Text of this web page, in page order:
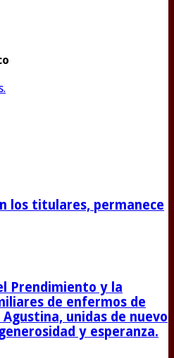
los titulares, permanece
Prendimiento y la
de enfermos de
unidas de nuevo
y esperanza.